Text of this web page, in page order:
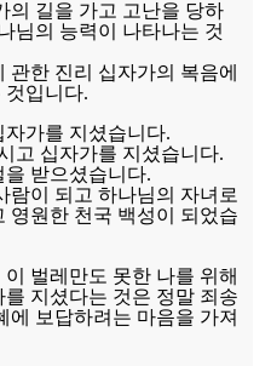
의 길을 가고 고난을 당하
님의 능력이 나타나는 것
한 진리 십자가의 복음에
것입니다.
가를 지셨습니다.
고 십자가를 지셨습니다.
받으셨습니다.
람이 되고 하나님의 자녀로
영원한 천국 백성이 되었습
벌레만도 못한 나를 위해
지셨다는 것은 정말 죄송
에 보답하려는 마음을 가져